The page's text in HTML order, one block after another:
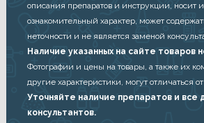
описания препаратов и инструкции, носит
ознакомительный характер, может
неточности и не является заменой
Наличие указанных на сайте товаров
Фотографии и цены на товары, а также их
другие характеристики, могут отличаться
Уточняйте наличие препаратов и все
консультантов.